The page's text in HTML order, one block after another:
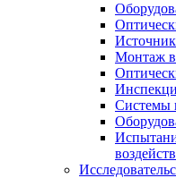
Монтаж
Системы